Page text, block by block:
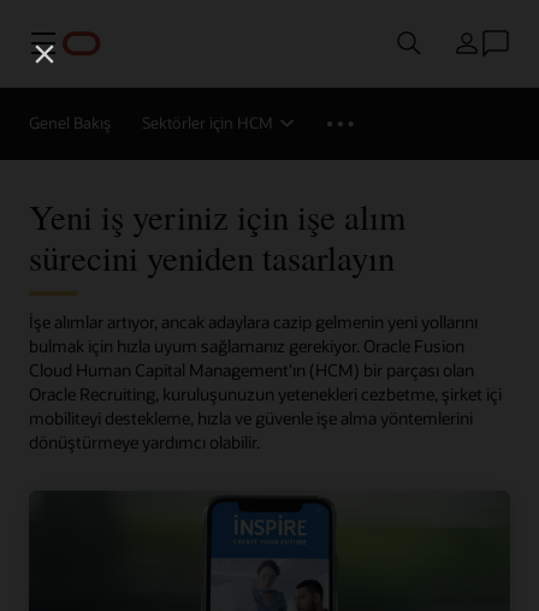
Menü Ülke
Genel Bakış Sektörler için HCM
Yeni iş yeriniz için işe alım
sürecini yeniden tasarlayın
İşe alımlar artıyor, ancak adaylara cazip gelmenin yeni yollarını
bulmak için hızla uyum sağlamanız gerekiyor. Oracle Fusion
Cloud Human Capital Management'ın (HCM) bir parçası olan
Oracle Recruiting, kuruluşunuzun yetenekleri cezbetme, şirket içi
mobiliteyi destekleme, hızla ve güvenle işe alma yöntemlerini
dönüştürmeye yardımcı olabilir.